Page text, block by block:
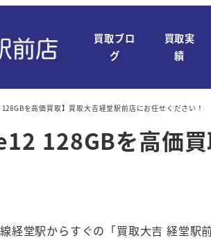
買取ブロ
グ
買取実
績
を高価買取】買取大吉経堂駅前店にお任せください！
128GBを高価
経堂駅からすぐの「買取大吉 経堂駅前